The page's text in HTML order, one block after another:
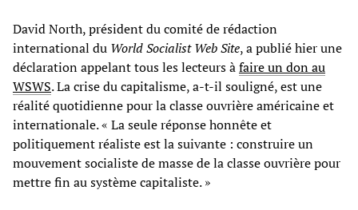
David North, président du comité de rédaction
international du World Socialist Web Site, a publié hier une
déclaration appelant tous les lecteurs àfaire un don au
WSWS. La crise du capitalisme, a-t-il souligné, est une
réalité quotidienne pour la classe ouvrière américaine et
internationale. « La seule réponse honnête et
politiquement réaliste est la suivante : construire un
mouvement socialiste de masse de la classe ouvrière pour
mettre fin au système capitaliste. »